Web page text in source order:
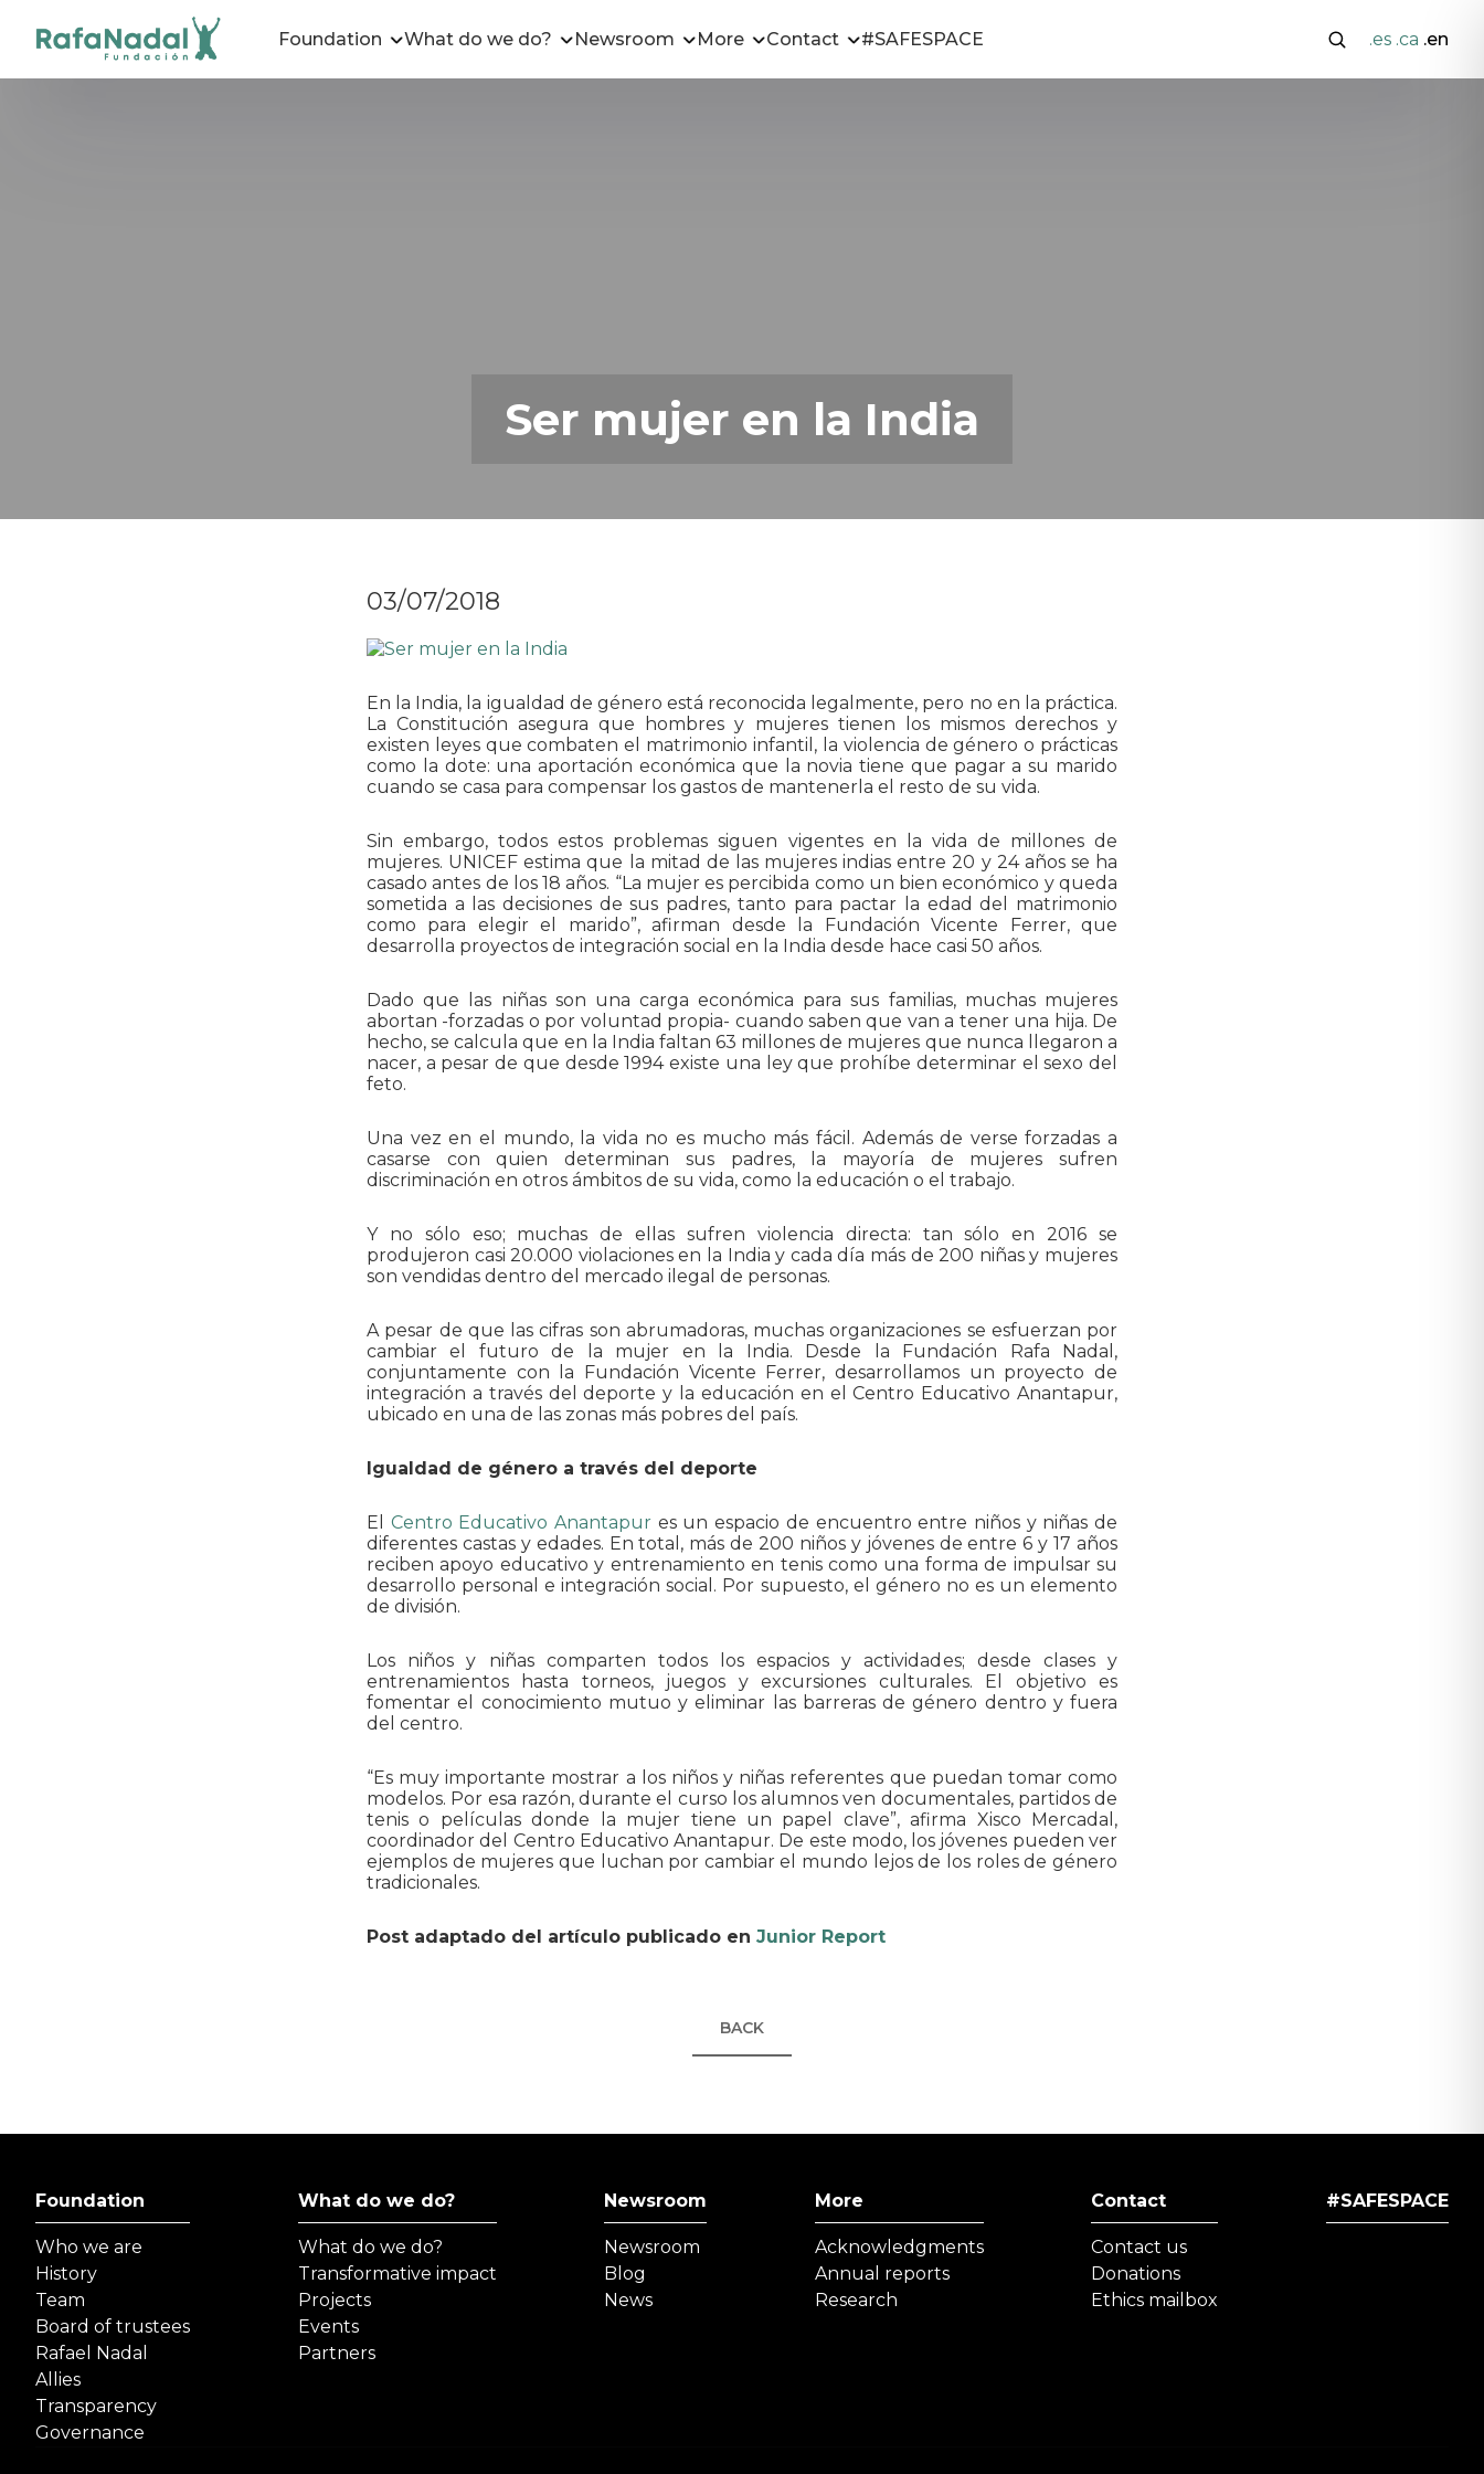
Foundation What do we do? Newsroom More Contact #SAFESPACE .es .ca .en
Ser mujer en la India
03/07/2018
En la India, la igualdad de género está reconocida legalmente, pero no en la práctica.
La Constitución asegura que hombres y mujeres tienen los mismos derechos y
existen leyes que combaten el matrimonio infantil, la violencia de género o prácticas
como la dote: una aportación económica que la novia tiene que pagar a su marido
cuando se casa para compensar los gastos de mantenerla el resto de su vida.
Sin embargo, todos estos problemas siguen vigentes en la vida de millones de
mujeres. UNICEF estima que la mitad de las mujeres indias entre 20 y 24 años se ha
casado antes de los 18 años. “La mujer es percibida como un bien económico y queda
sometida a las decisiones de sus padres, tanto para pactar la edad del matrimonio
como para elegir el marido”, afirman desde la Fundación Vicente Ferrer, que
desarrolla proyectos de integración social en la India desde hace casi 50 años.
Dado que las niñas son una carga económica para sus familias, muchas mujeres
abortan -forzadas o por voluntad propia- cuando saben que van a tener una hija. De
hecho, se calcula que en la India faltan 63 millones de mujeres que nunca llegaron a
nacer, a pesar de que desde 1994 existe una ley que prohíbe determinar el sexo del
feto.
Una vez en el mundo, la vida no es mucho más fácil. Además de verse forzadas a
casarse con quien determinan sus padres, la mayoría de mujeres sufren
discriminación en otros ámbitos de su vida, como la educación o el trabajo.
Y no sólo eso; muchas de ellas sufren violencia directa: tan sólo en 2016 se
produjeron casi 20.000 violaciones en la India y cada día más de 200 niñas y mujeres
son vendidas dentro del mercado ilegal de personas.
A pesar de que las cifras son abrumadoras, muchas organizaciones se esfuerzan por
cambiar el futuro de la mujer en la India. Desde la Fundación Rafa Nadal,
conjuntamente con la Fundación Vicente Ferrer, desarrollamos un proyecto de
integración a través del deporte y la educación en el Centro Educativo Anantapur,
ubicado en una de las zonas más pobres del país.
Igualdad de género a través del deporte
El Centro Educativo Anantapur es un espacio de encuentro entre niños y niñas de
diferentes castas y edades. En total, más de 200 niños y jóvenes de entre 6 y 17 años
reciben apoyo educativo y entrenamiento en tenis como una forma de impulsar su
desarrollo personal e integración social. Por supuesto, el género no es un elemento
de división.
Los niños y niñas comparten todos los espacios y actividades; desde clases y
entrenamientos hasta torneos, juegos y excursiones culturales. El objetivo es
fomentar el conocimiento mutuo y eliminar las barreras de género dentro y fuera
del centro.
“Es muy importante mostrar a los niños y niñas referentes que puedan tomar como
modelos. Por esa razón, durante el curso los alumnos ven documentales, partidos de
tenis o películas donde la mujer tiene un papel clave”, afirma Xisco Mercadal,
coordinador del Centro Educativo Anantapur. De este modo, los jóvenes pueden ver
ejemplos de mujeres que luchan por cambiar el mundo lejos de los roles de género
tradicionales.
Post adaptado del artículo publicado en Junior Report
BACK
Foundation
Who we are
History
Team
Board of trustees
Rafael Nadal
Allies
Transparency
Governance
What do we do?
What do we do?
Transformative impact
Projects
Events
Partners
Newsroom
Newsroom
Blog
News
More
Acknowledgments
Annual reports
Research
Contact
Contact us
Donations
Ethics mailbox
#SAFESPACE